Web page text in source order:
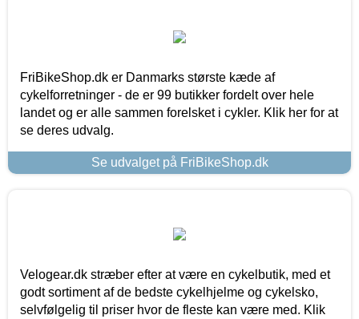
FriBikeShop.dk er Danmarks største kæde af
cykelforretninger - de er 99 butikker fordelt over hele
landet og er alle sammen forelsket i cykler. Klik her for at
se deres udvalg.
Se udvalget på FriBikeShop.dk
Velogear.dk stræber efter at være en cykelbutik, med et
godt sortiment af de bedste cykelhjelme og cykelsko,
selvfølgelig til priser hvor de fleste kan være med. Klik